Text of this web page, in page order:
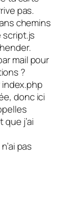
pas.
chemins
script.js
mail pour
?
index.php
donc ici
j’ai
pas